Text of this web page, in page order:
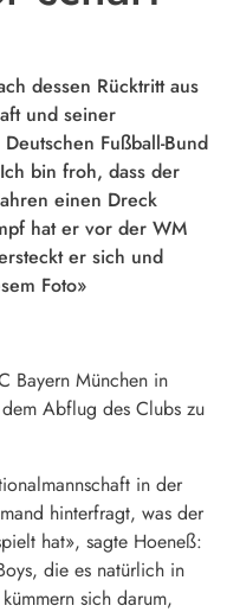
dessen Rücktritt aus
und seiner
Fußball-Bund
bin froh, dass der
einen Dreck
hat er vor der WM
er sich und
Foto»
Bayern München in
Abflug des Clubs zu
in der
hinterfragt, was der
hat», sagte Hoeneß:
die es natürlich in
sich darum,